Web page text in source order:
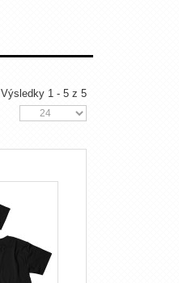
Výsledky 1 - 5 z 5